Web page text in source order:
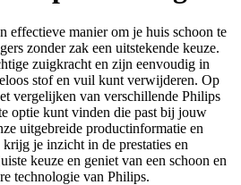
effectieve manier om je huis schoon te
zonder zak een uitstekende keuze.
zuigkracht en zijn eenvoudig in
stof en vuil kunt verwijderen. Op
vergelijken van verschillende Philips
optie kunt vinden die past bij jouw
uitgebreide productinformatie en
je inzicht in de prestaties en
keuze en geniet van een schoon en
technologie van Philips.